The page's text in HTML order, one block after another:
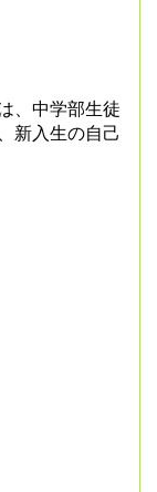
、中学部生徒
新入生の自己